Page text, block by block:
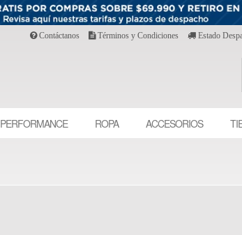
Contáctanos Términos y Condiciones Estado
PERFORMANCE ROPA ACCESORIOS